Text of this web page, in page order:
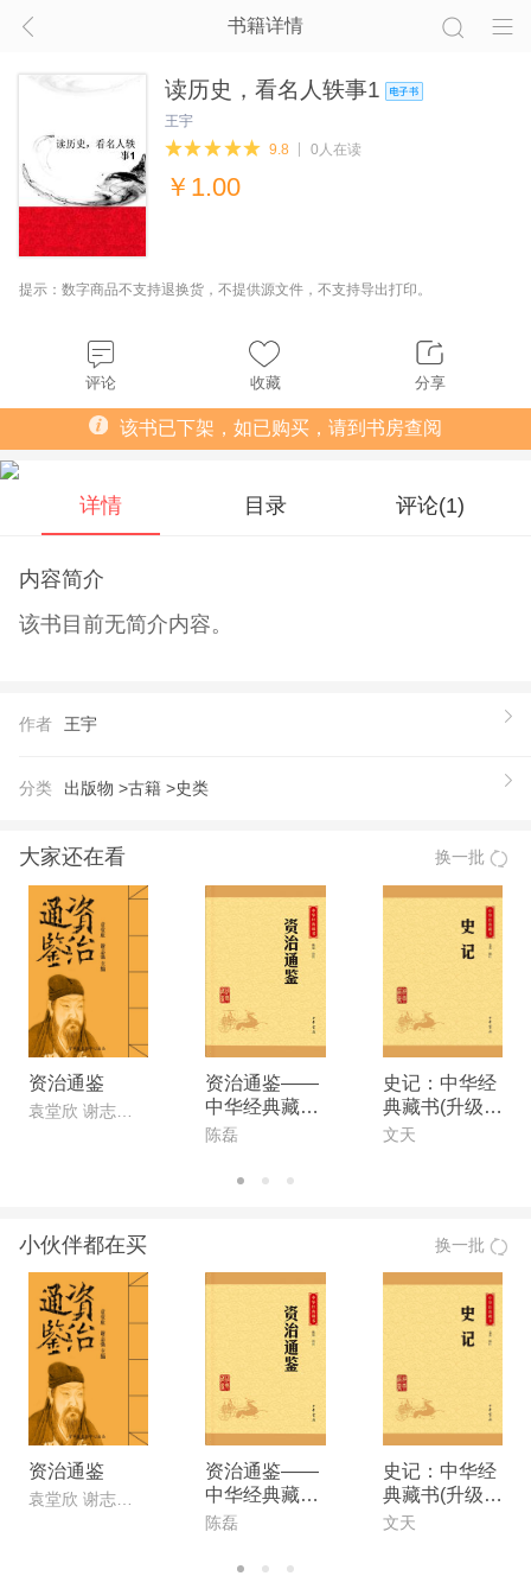
书籍详情
读历史，看名人轶事1
王宇
9.8
0人在读
￥ 1.00
提示：数字商品不支持退换货，不提供源文件，不支持导出打印。
评论 收藏 分享
该书已下架，如已购买，请到书房查阅
详情 目录 评论(1)
内容简介
该书目前无简介内容。
作者 王宇
分类 出版物 >古籍 >史类
大家还在看 换一批
资治通鉴
袁堂欣 谢志强 主编
资治通鉴——
中华经典藏书
（升级版） 中
陈磊
史记：中华经
典藏书(升级
版) 中华书局
文天
小伙伴都在买 换一批
资治通鉴
袁堂欣 谢志强 主编
资治通鉴——
中华经典藏书
（升级版） 中
陈磊
史记：中华经
典藏书(升级
版) 中华书局
文天